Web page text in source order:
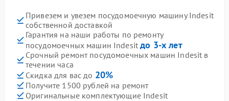
Привезем и увезем посудомоечную машину Indesit
собственной доставкой
Гарантия на наши работы по ремонту
посудомоечных машин Indesitдо 3-х лет
Срочный ремонт посудомоечных машин Indesit в
течении часа
Скидка для вас до 20%
Получите 1500 рублей на ремонт
Оригинальные комплектующие Indesit